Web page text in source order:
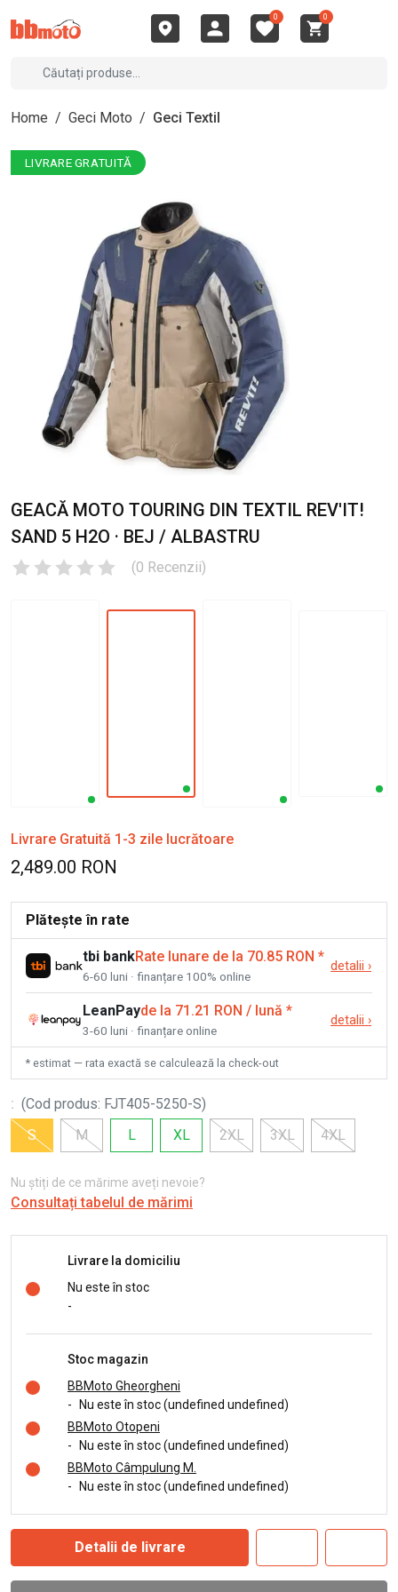
0 0
Home / Geci Moto / Geci Textil
LIVRARE GRATUITĂ
GEACĂ MOTO TOURING DIN TEXTIL REV'IT!
SAND 5 H2O · BEJ / ALBASTRU
(0 Recenzii)
Livrare Gratuită 1-3 zile lucrătoare
2,489.00 RON
Plătește în rate
tbi bankRate lunare de la 70.85 RON *
6-60 luni · finanțare 100% online
detalii ›
LeanPayde la 71.21 RON / lună *
3-60 luni · finanțare online
detalii ›
* estimat — rata exactă se calculează la check-out
: (Cod produs: FJT405-5250-S)
S
M L XL 2XL 3XL 4XL
Nu știți de ce mărime aveți nevoie?
Consultați tabelul de mărimi
Livrare la domiciliu
Nu este în stoc
-
Stoc magazin
BBMoto Gheorgheni
-
Nu este în stoc (undefined undefined)
BBMoto Otopeni
-
Nu este în stoc (undefined undefined)
BBMoto Câmpulung M.
-
Nu este în stoc (undefined undefined)
Detalii de livrare